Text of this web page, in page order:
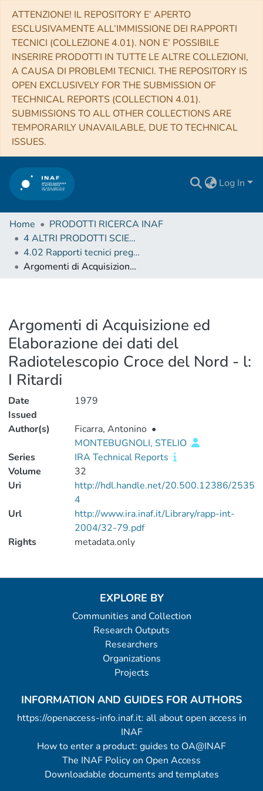
ATTENZIONE! IL REPOSITORY E’ APERTO
ESCLUSIVAMENTE ALL’IMMISSIONE DEI RAPPORTI
TECNICI (COLLEZIONE 4.01). NON E’ POSSIBILE
INSERIRE PRODOTTI IN TUTTE LE ALTRE COLLEZIONI,
A CAUSA DI PROBLEMI TECNICI. THE REPOSITORY IS
OPEN EXCLUSIVELY FOR THE SUBMISSION OF
TECHNICAL REPORTS (COLLECTION 4.01).
SUBMISSIONS TO ALL OTHER COLLECTIONS ARE
TEMPORARILY UNAVAILABLE, DUE TO TECHNICAL
ISSUES.
Log In
Home
PRODOTTI RICERCA INAF
4 ALTRI PRODOTTI SCIENTIFICI (Other scientific products)
4.02 Rapporti tecnici pregressi
Argomenti di Acquisizione ed Elaborazione dei dati del Radiotelescopio Croce del Nord - l: I Ritardi
Argomenti di Acquisizione ed
Elaborazione dei dati del
Radiotelescopio Croce del Nord - l:
I Ritardi
Date
Issued
1979
Author(s) Ficarra, Antonino •
MONTEBUGNOLI, STELIO
Series
IRA Technical Reports
Volume
32
Uri
http://hdl.handle.net/20.500.12386/2535
4
Url
http://www.ira.inaf.it/Library/rapp-int-
2004/32-79.pdf
Rights
metadata.only
EXPLORE BY
Communities and Collection
Research Outputs
Researchers
Organizations
Projects
INFORMATION AND GUIDES FOR AUTHORS
https://openaccess-info.inaf.it: all about open access in
INAF
How to enter a product: guides to OA@INAF
The INAF Policy on Open Access
Downloadable documents and templates